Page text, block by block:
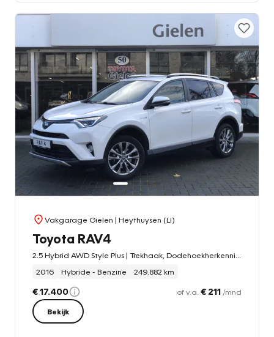
Vakgarage Gielen | Heythuysen (LI)
Toyota RAV4
2016
Hybride - Benzine 249.882 km
€ 17.400 of v.a. € 211 /mnd
Bekijk